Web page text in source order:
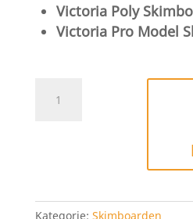
Victoria Poly
Victoria Pro Model
Woody
Kategorie: Skimboarden